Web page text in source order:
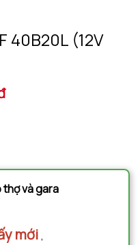
40B20L (12V
thợ và gara
mới,